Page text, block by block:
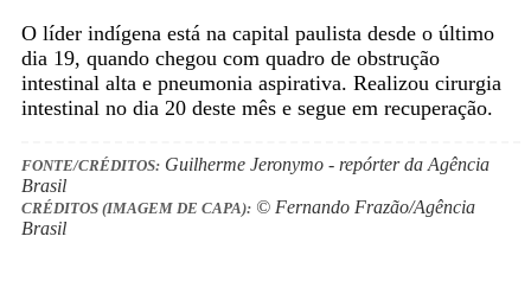
O líder indígena está na capital paulista desde o último
dia 19, quando chegou com quadro de obstrução
intestinal alta e pneumonia aspirativa. Realizou cirurgia
intestinal no dia 20 deste mês e segue em recuperação.
FONTE/CRÉDITOS:Guilherme Jeronymo - repórter da Agência
Brasil
CRÉDITOS (IMAGEM DE CAPA):© Fernando Frazão/Agência
Brasil